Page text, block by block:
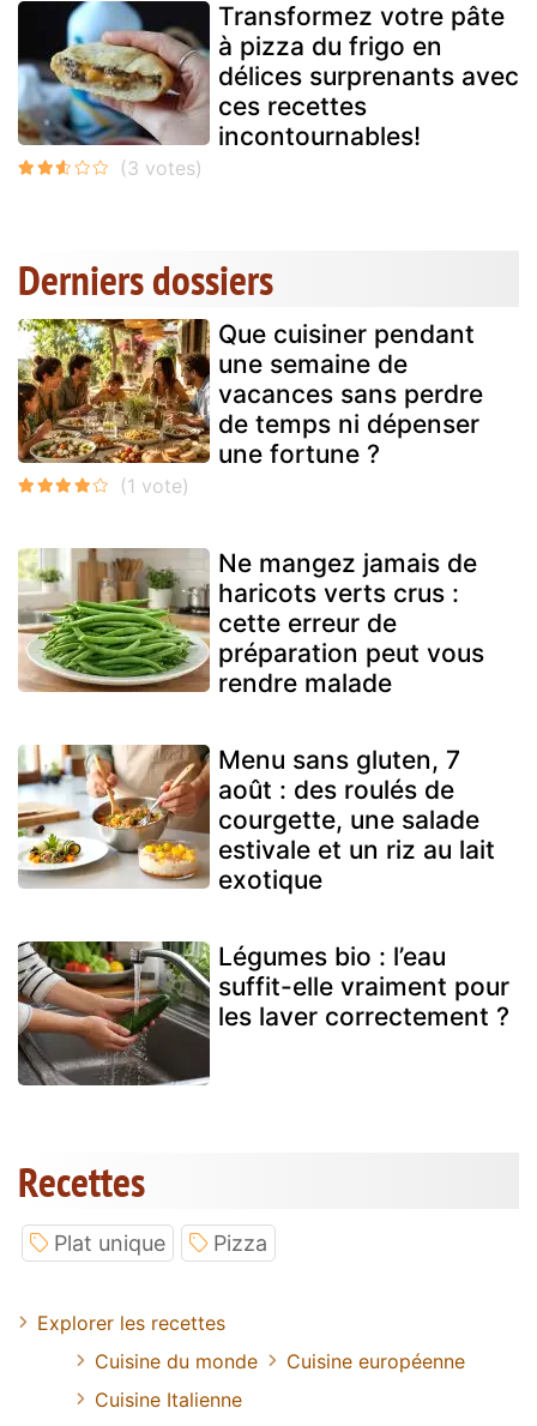
Transformez votre pâte
à pizza du frigo en
délices surprenants avec
ces recettes
incontournables!
Derniers dossiers
Que cuisiner pendant
une semaine de
vacances sans perdre
de temps ni dépenser
une fortune ?
Ne mangez jamais de
haricots verts crus :
cette erreur de
préparation peut vous
rendre malade
Menu sans gluten, 7
août : des roulés de
courgette, une salade
estivale et un riz au lait
exotique
Légumes bio : l’eau
suffit-elle vraiment pour
les laver correctement ?
Recettes
Plat unique Pizza
Explorer les recettes
Cuisine du monde
Cuisine européenne
Cuisine Italienne